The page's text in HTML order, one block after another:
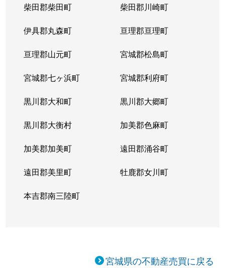
柴田郡柴田町 柴田郡川崎町
伊具郡丸森町 亘理郡亘理町
亘理郡山元町 宮城郡松島町
宮城郡七ヶ浜町 宮城郡利府町
黒川郡大和町 黒川郡大郷町
黒川郡大衡村 加美郡色麻町
加美郡加美町 遠田郡涌谷町
遠田郡美里町 牡鹿郡女川町
本吉郡南三陸町
宮城県の不動産売買に戻る